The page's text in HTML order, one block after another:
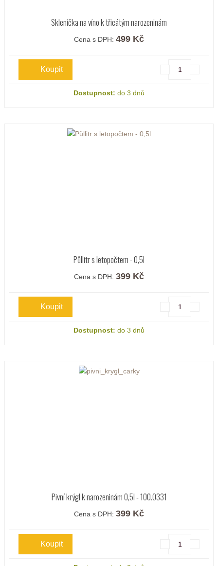
Sklenička na víno k třicátým narozeninám
Cena s DPH: 499 Kč
Dostupnost: do 3 dnů
Půllitr s letopočtem - 0,5l
Cena s DPH: 399 Kč
Dostupnost: do 3 dnů
Pivní krýgl k narozeninám 0,5l - 100.0331
Cena s DPH: 399 Kč